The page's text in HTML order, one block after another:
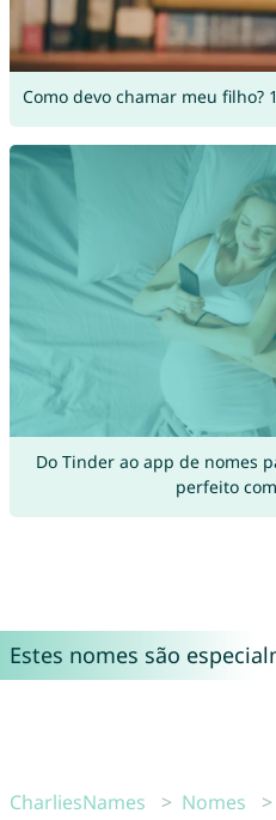
Como devo chamar meu filho?
Do Tinder ao app de nomes
perfeito
Estes nomes são
CharliesNames Nomes